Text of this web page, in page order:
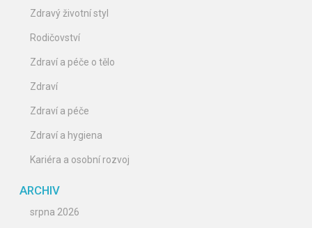
Zdravý životní styl
Rodičovství
Zdraví a péče o tělo
Zdraví
Zdraví a péče
Zdraví a hygiena
Kariéra a osobní rozvoj
ARCHIV
srpna 2026